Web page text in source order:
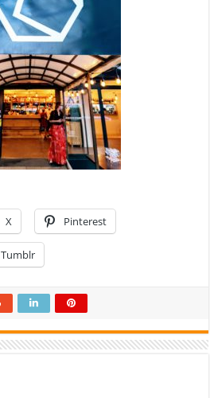
X Pinterest
Tumblr